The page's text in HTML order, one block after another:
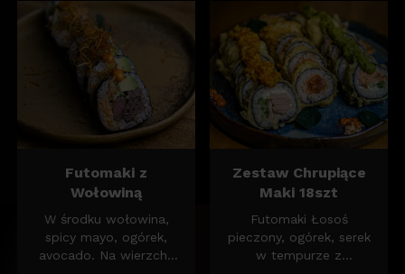
Futomaki z
Wołowiną
W środku wołowina,
spicy mayo, ogórek,
avocado. Na wierzchu
Zestaw Chrupiące
Maki 18szt
Futomaki Łosoś
pieczony, ogórek, serek
w tempurze z